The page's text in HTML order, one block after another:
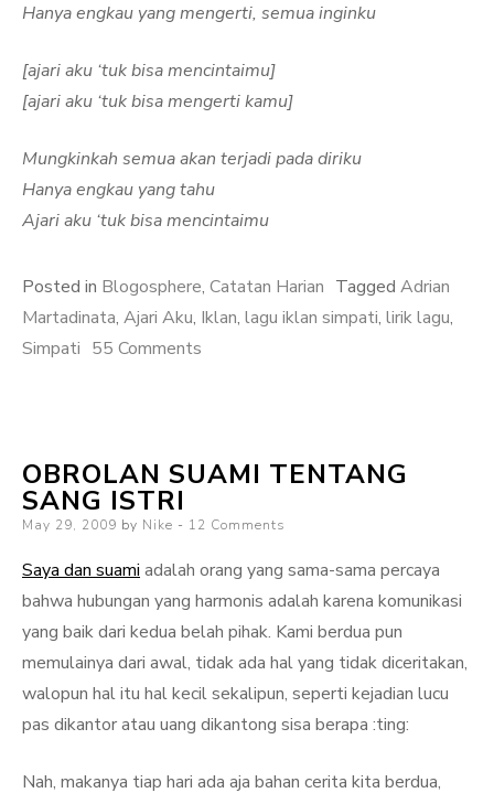
Hanya engkau yang mengerti, semua inginku
[ajari aku ‘tuk bisa mencintaimu]
[ajari aku ‘tuk bisa mengerti kamu]
Mungkinkah semua akan terjadi pada diriku
Hanya engkau yang tahu
Ajari aku ‘tuk bisa mencintaimu
Posted in Blogosphere, Catatan Harian Tagged Adrian
Martadinata, Ajari Aku, Iklan, lagu iklan simpati, lirik lagu,
Simpati 55 Comments
Simpati
Judulnya
Ajari
Aku
OBROLAN SUAMI TENTANG
SANG ISTRI
Posted
May 29, 2009 by Nike 12 Comments
Saya dan suami adalah orang yang sama-sama percaya
bahwa hubungan yang harmonis adalah karena komunikasi
yang baik dari kedua belah pihak. Kami berdua pun
memulainya dari awal, tidak ada hal yang tidak diceritakan,
walopun hal itu hal kecil sekalipun, seperti kejadian lucu
pas dikantor atau uang dikantong sisa berapa :ting:
Nah, makanya tiap hari ada aja bahan cerita kita berdua,